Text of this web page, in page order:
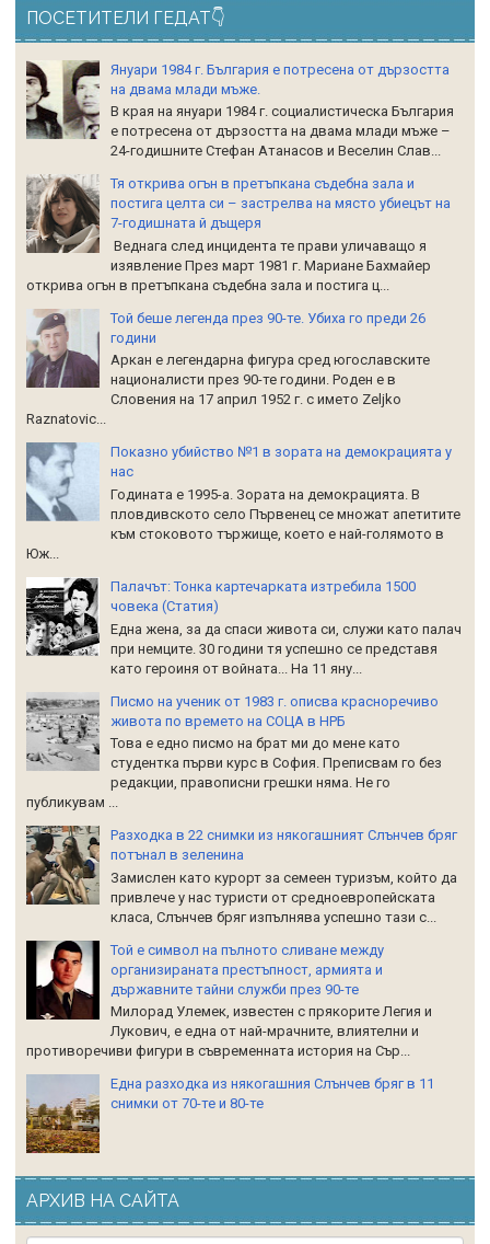
ПОСЕТИТЕЛИ ГЕДАТ👇
Януари 1984 г. България е потресена от дързостта
на двама млади мъже.
В края на януари 1984 г. социалистическа България
е потресена от дързостта на двама млади мъже –
24-годишните Стефан Атанасов и Веселин Слав...
Тя открива огън в претъпкана съдебна зала и
постига целта си – застрелва на място убиецът на
7-годишната й дъщеря
Веднага след инцидента те прави уличаващо я
изявление През март 1981 г. Мариане Бахмайер
открива огън в претъпкана съдебна зала и постига ц...
Той беше легенда през 90-те. Убиха го преди 26
години
Аркан е легендарна фигура сред югославските
националисти през 90-те години. Роден е в
Словения на 17 април 1952 г. с името Zeljko
Raznatoviс...
Показно убийство №1 в зората на демокрацията у
нас
Годината е 1995-а. Зората на демокрацията. В
пловдивското село Първенец се множат апетитите
към стоковото тържище, което е най-голямото в
Юж...
Палачът: Тонка картечарката изтребила 1500
човека (Статия)
Една жена, за да спаси живота си, служи като палач
при немците. 30 години тя успешно се представя
като героиня от войната... На 11 яну...
Писмо на ученик от 1983 г. описва красноречиво
живота по времето на СОЦА в НРБ
Това е едно писмо на брат ми до мене като
студентка първи курс в София. Преписвам го без
редакции, правописни грешки няма. Не го
публикувам ...
Разходка в 22 снимки из някогашният Слънчев бряг
потънал в зеленина
Замислен като курорт за семеен туризъм, който да
привлече у нас туристи от средноевропейската
класа, Слънчев бряг изпълнява успешно тази с...
Той е символ на пълното сливане между
организираната престъпност, армията и
държавните тайни служби през 90-те
Милорад Улемек, известен с прякорите Легия и
Лукович, е една от най-мрачните, влиятелни и
противоречиви фигури в съвременната история на Сър...
Една разходка из някогашния Слънчев бряг в 11
снимки от 70-те и 80-те
АРХИВ НА САЙТА